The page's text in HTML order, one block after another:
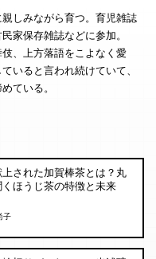
しみながら育つ。育児雑誌
家保存雑誌などに参加。
、上方落語をこよなく愛
いると言われ続けていて、
ている。
された加賀棒茶とは？丸
ほうじ茶の特徴と未来
子